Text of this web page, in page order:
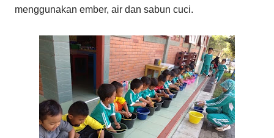
menggunakan ember, air dan sabun cuci.